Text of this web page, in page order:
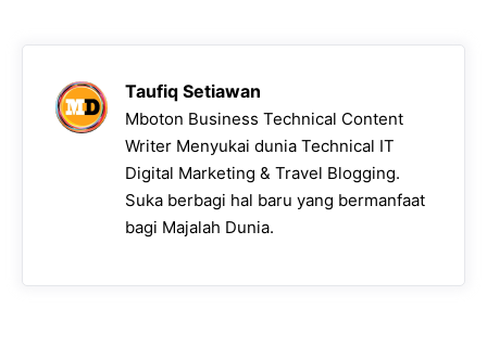
Taufiq Setiawan
Mboton Business Technical Content
Writer Menyukai dunia Technical IT
Digital Marketing & Travel Blogging.
Suka berbagi hal baru yang bermanfaat
bagi Majalah Dunia.